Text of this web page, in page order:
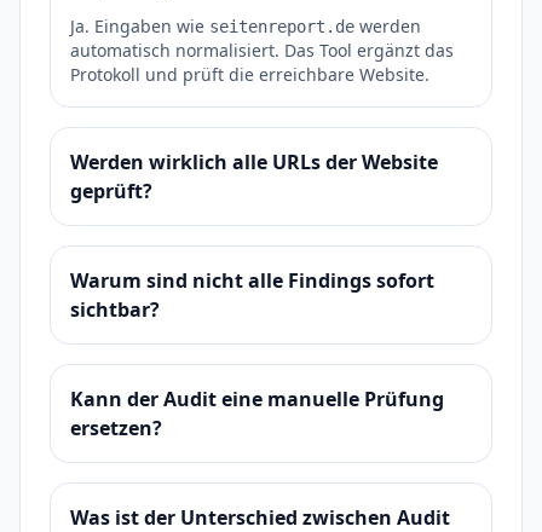
Ja. Eingaben wie seitenreport.de werden
automatisch normalisiert. Das Tool ergänzt das
Protokoll und prüft die erreichbare Website.
Werden wirklich alle URLs der Website
geprüft?
Warum sind nicht alle Findings sofort
sichtbar?
Kann der Audit eine manuelle Prüfung
ersetzen?
Was ist der Unterschied zwischen Audit